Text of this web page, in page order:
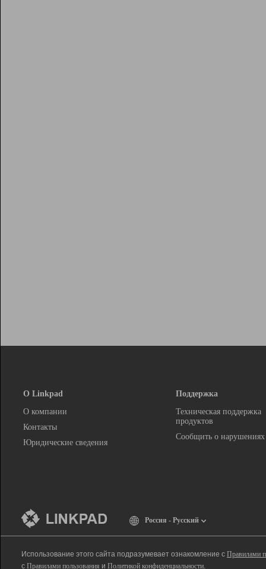
О Linkpad
О компании
Контакты
Юридические сведения
Поддержка
Техническая поддержка
продуктов
Сообщить о нарушениях
Россия - Русский
Использование этого сайта подразумевает ознакомление с Правилами
с Правилами пользования и Политикой конфиденциальности.